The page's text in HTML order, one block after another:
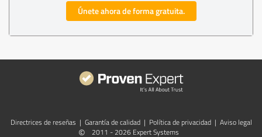
Únete ahora de forma gratuita.
Directrices de reseñas | Garantía de calidad | Política de privacidad | Aviso legal
©
2011 - 2026 Expert Systems